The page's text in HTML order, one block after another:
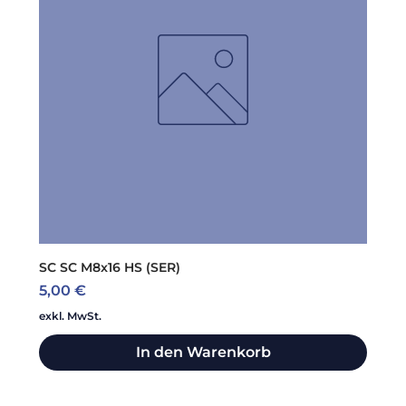
SC SC M8x16 HS (SER)
Preis
5,00 €
exkl. MwSt.
In den Warenkorb